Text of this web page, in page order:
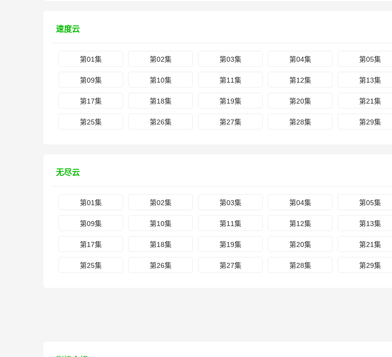
速度云
第01集 第02集 第03集 第04集 第05集
第09集 第10集 第11集 第12集 第13集
第17集 第18集 第19集 第20集 第21集
第25集 第26集 第27集 第28集 第29集
无尽云
第01集 第02集 第03集 第04集 第05集
第09集 第10集 第11集 第12集 第13集
第17集 第18集 第19集 第20集 第21集
第25集 第26集 第27集 第28集 第29集